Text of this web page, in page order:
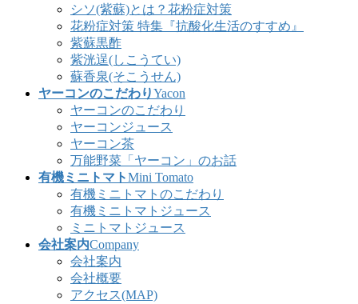
シソ(紫蘇)とは？花粉症対策
花粉症対策 特集『抗酸化生活のすすめ』
紫蘇黒酢
紫洸逞(しこうてい)
蘇香泉(そこうせん)
ヤーコンのこだわりYacon
ヤーコンのこだわり
ヤーコンジュース
ヤーコン茶
万能野菜「ヤーコン」のお話
有機ミニトマトMini Tomato
有機ミニトマトのこだわり
有機ミニトマトジュース
ミニトマトジュース
会社案内Company
会社案内
会社概要
アクセス(MAP)